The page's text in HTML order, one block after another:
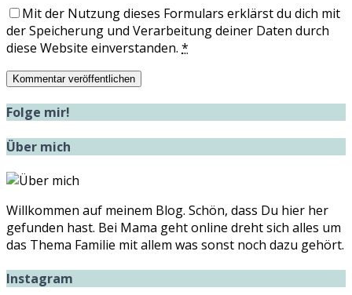
Mit der Nutzung dieses Formulars erklärst du dich mit
der Speicherung und Verarbeitung deiner Daten durch
diese Website einverstanden. *
Folge mir!
Über mich
Willkommen auf meinem Blog. Schön, dass Du hier her
gefunden hast. Bei Mama geht online dreht sich alles um
das Thema Familie mit allem was sonst noch dazu gehört.
Instagram